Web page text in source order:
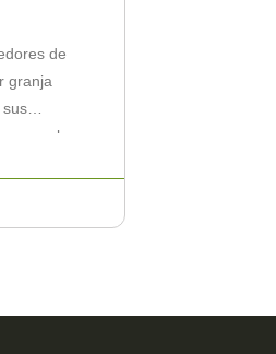
de
granja
la